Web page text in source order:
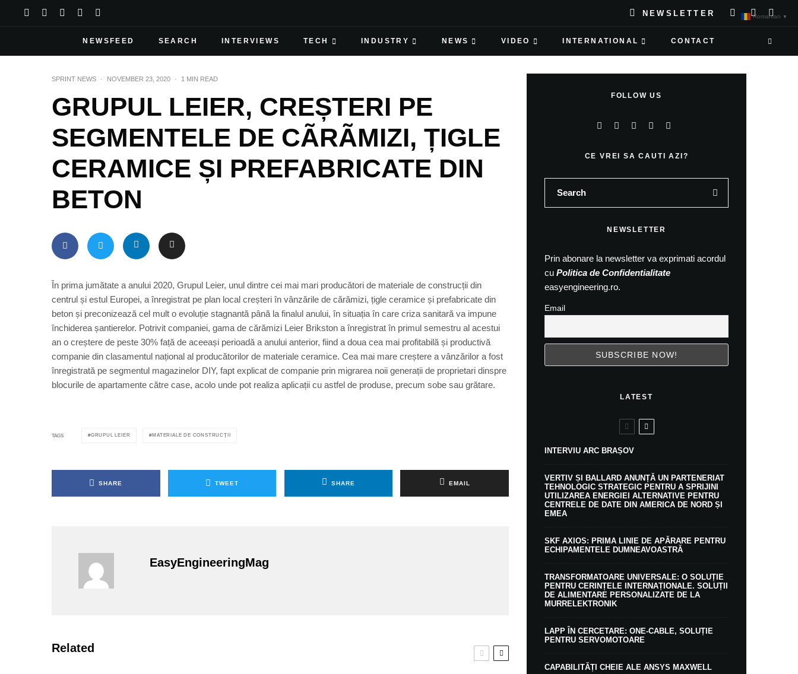
NEWSLETTER
NEWSFEED SEARCH INTERVIEWS TECH INDUSTRY NEWS VIDEO INTERNATIONAL CONTACT
SPRINT NEWS · NOVEMBER 23, 2020 · 1 MIN READ
GRUPUL LEIER, CREȘTERI PE
SEGMENTELE DE CÃRÃMIZI, ȚIGLE
CERAMICE ȘI PREFABRICATE DIN
BETON
În prima jumătate a anului 2020, Grupul Leier, unul dintre cei mai mari producători de materiale de construcții din
centrul și estul Europei, a înregistrat pe plan local creșteri în vânzările de cărămizi, țigle ceramice și prefabricate din
beton și preconizează cel mult o evoluție stagnantă până la finalul anului, în situația în care criza sanitară va impune
închiderea șantierelor. Potrivit companiei, gama de cărămizi Leier Brikston a înregistrat în primul semestru al acestui
an o creștere de peste 30% față de aceeași perioadă a anului anterior, fiind a doua cea mai profitabilă și productivă
companie din clasamentul național al producătorilor de materiale ceramice. Cea mai mare creștere a vânzărilor a fost
înregistrată pe segmentul magazinelor DIY, fapt explicat de companie prin migrarea noii generații de proprietari dinspre
blocurile de apartamente către case, acolo unde pot realiza aplicații cu astfel de produse, precum sobe sau grătare.
TAGS GRUPUL LEIER MATERIALE DE CONSTRUCȚII
SHARE TWEET SHARE EMAIL
EasyEngineeringMag
Related
FOLLOW US
CE VREI SA CAUTI AZI?
NEWSLETTER
Prin abonare la newsletter va exprimati acordul
cu Politica de Confidentialitate
easyengineering.ro.
Email
LATEST
INTERVIU ARC BRAȘOV
VERTIV ȘI BALLARD ANUNȚĂ UN PARTENERIAT
TEHNOLOGIC STRATEGIC PENTRU A SPRIJINI
UTILIZAREA ENERGIEI ALTERNATIVE PENTRU
CENTRELE DE DATE DIN AMERICA DE NORD ȘI
EMEA
SKF AXIOS: PRIMA LINIE DE APĂRARE PENTRU
ECHIPAMENTELE DUMNEAVOASTRĂ
TRANSFORMATOARE UNIVERSALE: O SOLUȚIE
PENTRU CERINȚELE INTERNAȚIONALE. SOLUȚII
DE ALIMENTARE PERSONALIZATE DE LA
MURRELEKTRONIK
LAPP ÎN CERCETARE: ONE-CABLE, SOLUȚIE
PENTRU SERVOMOTOARE
CAPABILITĂȚI CHEIE ALE ANSYS MAXWELL
Romanian ▼